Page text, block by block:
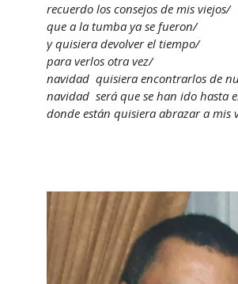
recuerdo los consejos de mis viejos/
que a la tumba ya se fueron/
y quisiera devolver el tiempo/
para verlos otra vez/
navidad quisiera encontrarlos de
navidad será que se han ido hasta
donde están quisiera abrazar a mis